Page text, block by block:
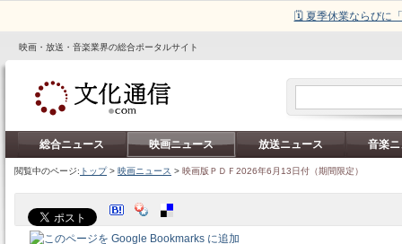
🗓️ 夏季休業ならびに
映画・放送・音楽業界の総合ポータルサイト
総合ニュース 映画ニュース 放送ニュース 音楽
閲覧中のページ: トップ> 映画ニュース > 映画版ＰＤＦ2026年6月13日付（期間限定）